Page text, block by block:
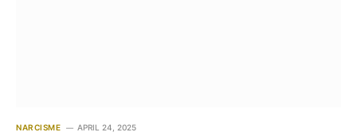
NARCISME APRIL 24, 2025